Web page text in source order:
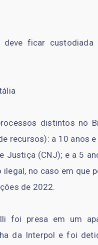
ficar
distintos no
recursos): a 10 anos
Justiça (CNJ); e a 5
no caso em que
de 2022.
foi presa em um
da Interpol e foi